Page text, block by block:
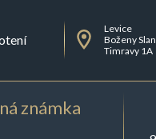
Levice
Boženy
Timravy 1A
známka